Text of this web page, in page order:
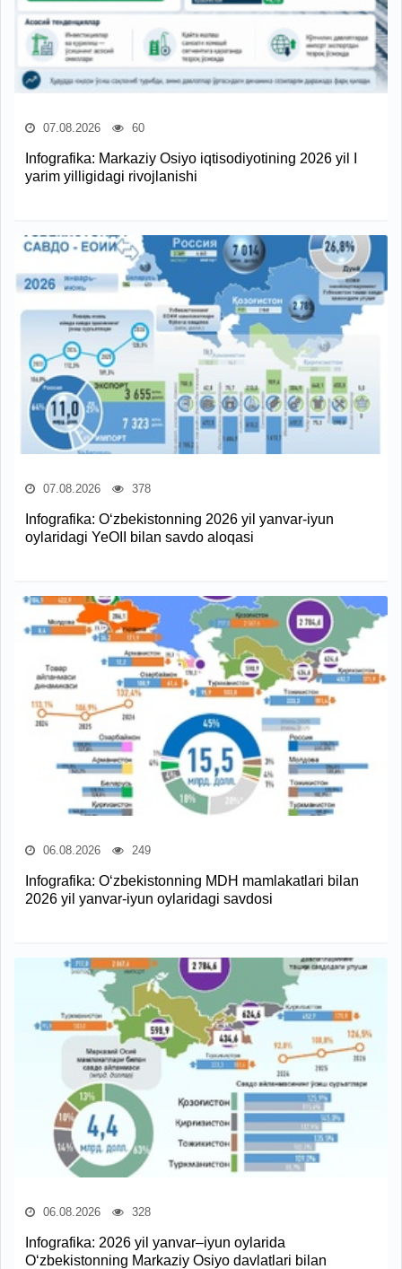
07.08.2026 60
Infografika: Markaziy Osiyo iqtisodiyotining 2026 yil I
yarim yilligidagi rivojlanishi
07.08.2026 378
Infografika: O‘zbekistonning 2026 yil yanvar-iyun
oylaridagi YeOII bilan savdo aloqasi
06.08.2026 249
Infografika: O‘zbekistonning MDH mamlakatlari bilan
2026 yil yanvar-iyun oylaridagi savdosi
06.08.2026 328
Infografika: 2026 yil yanvar–iyun oylarida
O‘zbekistonning Markaziy Osiyo davlatlari bilan